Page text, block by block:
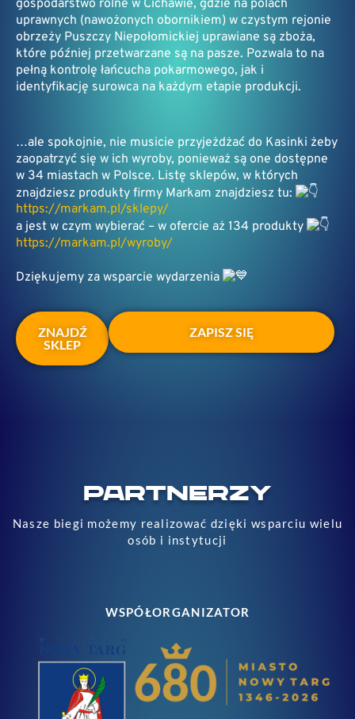
gospodarstwo rolne w Cichawie, gdzie na polach
uprawnych (nawożonych obornikiem) w czystym rejonie
obrzeży Puszczy Niepołomickiej uprawiane są zboża,
które później przetwarzane są na pasze. Pozwala to na
pełną kontrolę łańcucha pokarmowego, jak i
identyfikację surowca na każdym etapie produkcji.
…ale spokojnie, nie musicie przyjeżdżać do Kasinki żeby
zaopatrzyć się w ich wyroby, ponieważ są one dostępne
w 34 miastach w Polsce. Listę sklepów, w których
znajdziesz produkty firmy Markam znajdziesz tu:
https://markam.pl/sklepy/
a jest w czym wybierać – w ofercie aż 134 produkty
https://markam.pl/wyroby/
Dziękujemy za wsparcie wydarzenia
ZNAJDŹ
SKLEP
ZAPISZ SIĘ
PARTNERZY
Nasze biegi możemy realizować dzięki wsparciu wielu
osób i instytucji
WSPÓŁORGANIZATOR